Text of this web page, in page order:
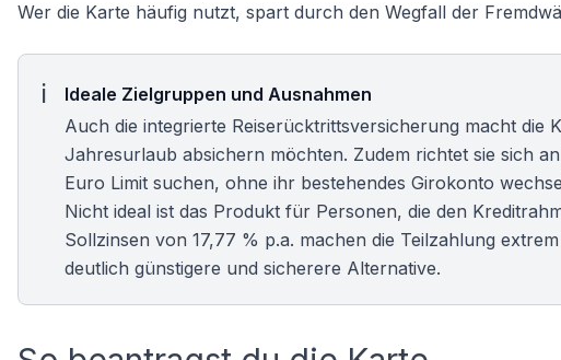
Wer die Karte häufig nutzt, spart durch den Wegfall der
Ideale Zielgruppen und Ausnahmen
Auch die integrierte Reiserücktrittsversicherung macht die
Jahresurlaub absichern möchten. Zudem richtet sie sich
Euro Limit suchen, ohne ihr bestehendes Girokonto
Nicht ideal ist das Produkt für Personen, die den
Sollzinsen von 17,77 % p.a. machen die Teilzahlung
deutlich günstigere und sicherere Alternative.